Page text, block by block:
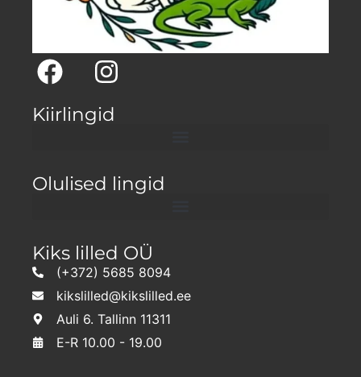
Kiirlingid
Olulised lingid
Kiks lilled OÜ
(+372) 5685 8094
kikslilled@kikslilled.ee
Auli 6. Tallinn 11311
E-R 10.00 - 19.00